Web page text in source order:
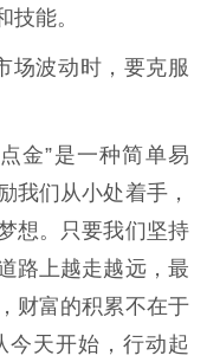
能。
场波动时，要克服
金”是一种简单易
我们从小处着手，
想。只要我们坚持
路上越走越远，最
财富的积累不在于
天开始，行动起